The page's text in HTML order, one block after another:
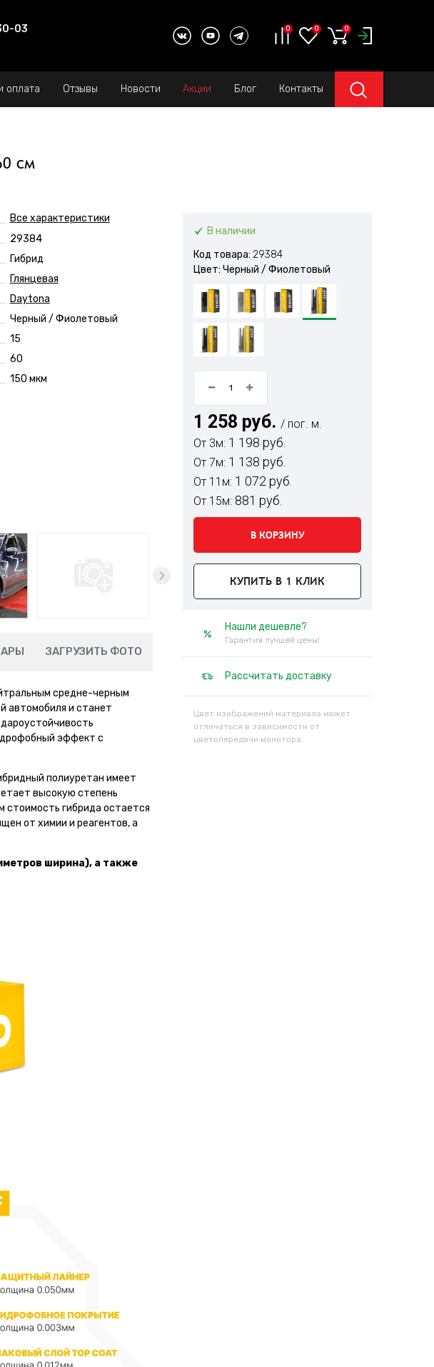
03 0 0 0
оплата Отзывы Новости Акции Блог Контакты
см
Все характеристики
29384
Гибрид
Глянцевая
Daytona
Черный / Фиолетовый
15
60
150 мкм
В наличии
Код товара: 29384
Цвет: Черный / Фиолетовый
1 258 руб. / пог. м.
От 3м: 1 198 руб.
От 7м: 1 138 руб.
От 11м: 1 072 руб.
От 15м: 881 руб.
В КОРЗИНУ
КУПИТЬ В 1 КЛИК
Нашли дешевле?
Гарантия лучшей цены!
Рассчитать доставку
Цвет изображений материала может
отличаться в зависимости от
цветопередачи монитора.
ЗАГРУЗИТЬ ФОТО
средне-черным
автомобиля и станет
эффект с
полиуретан имеет
высокую степень
стоимость гибрида остается
от химии и реагентов, а
ширина), а также